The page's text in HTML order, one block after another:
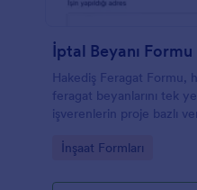
İptal Beyanı Formu
Hakediş Feragat Formu,
feragat beyanlarını tek
işverenlerin proje bazlı
Go to Category:
İnşaat Formları